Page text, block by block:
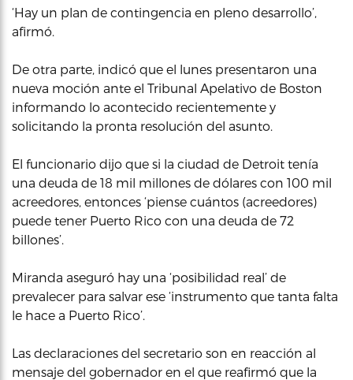
‘Hay un plan de contingencia en pleno desarrollo’,
afirmó.
De otra parte, indicó que el lunes presentaron una
nueva moción ante el Tribunal Apelativo de Boston
informando lo acontecido recientemente y
solicitando la pronta resolución del asunto.
El funcionario dijo que si la ciudad de Detroit tenía
una deuda de 18 mil millones de dólares con 100 mil
acreedores, entonces ‘piense cuántos (acreedores)
puede tener Puerto Rico con una deuda de 72
billones’.
Miranda aseguró hay una ‘posibilidad real’ de
prevalecer para salvar ese ‘instrumento que tanta falta
le hace a Puerto Rico’.
Las declaraciones del secretario son en reacción al
mensaje del gobernador en el que reafirmó que la